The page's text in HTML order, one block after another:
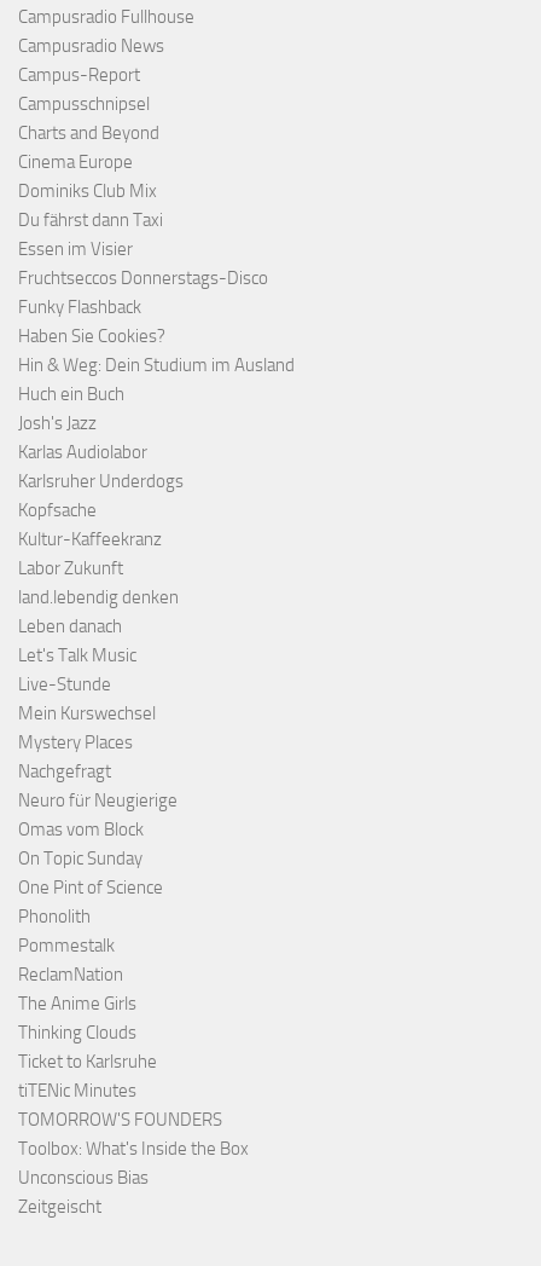
Campusradio Fullhouse
Campusradio News
Campus-Report
Campusschnipsel
Charts and Beyond
Cinema Europe
Dominiks Club Mix
Du fährst dann Taxi
Essen im Visier
Fruchtseccos Donnerstags-Disco
Funky Flashback
Haben Sie Cookies?
Hin & Weg: Dein Studium im Ausland
Huch ein Buch
Josh's Jazz
Karlas Audiolabor
Karlsruher Underdogs
Kopfsache
Kultur-Kaffeekranz
Labor Zukunft
land.lebendig denken
Leben danach
Let's Talk Music
Live-Stunde
Mein Kurswechsel
Mystery Places
Nachgefragt
Neuro für Neugierige
Omas vom Block
On Topic Sunday
One Pint of Science
Phonolith
Pommestalk
ReclamNation
The Anime Girls
Thinking Clouds
Ticket to Karlsruhe
tiTENic Minutes
TOMORROW'S FOUNDERS
Toolbox: What's Inside the Box
Unconscious Bias
Zeitgeischt